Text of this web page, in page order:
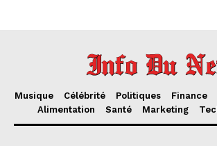
Musique Célébrité Politiques Finance
Alimentation
Santé Marketing